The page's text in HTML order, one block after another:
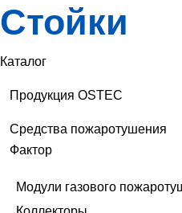
Стойки
Каталог
Продукция OSTEC
Средства пожаротушения
Фактор
Модули газового